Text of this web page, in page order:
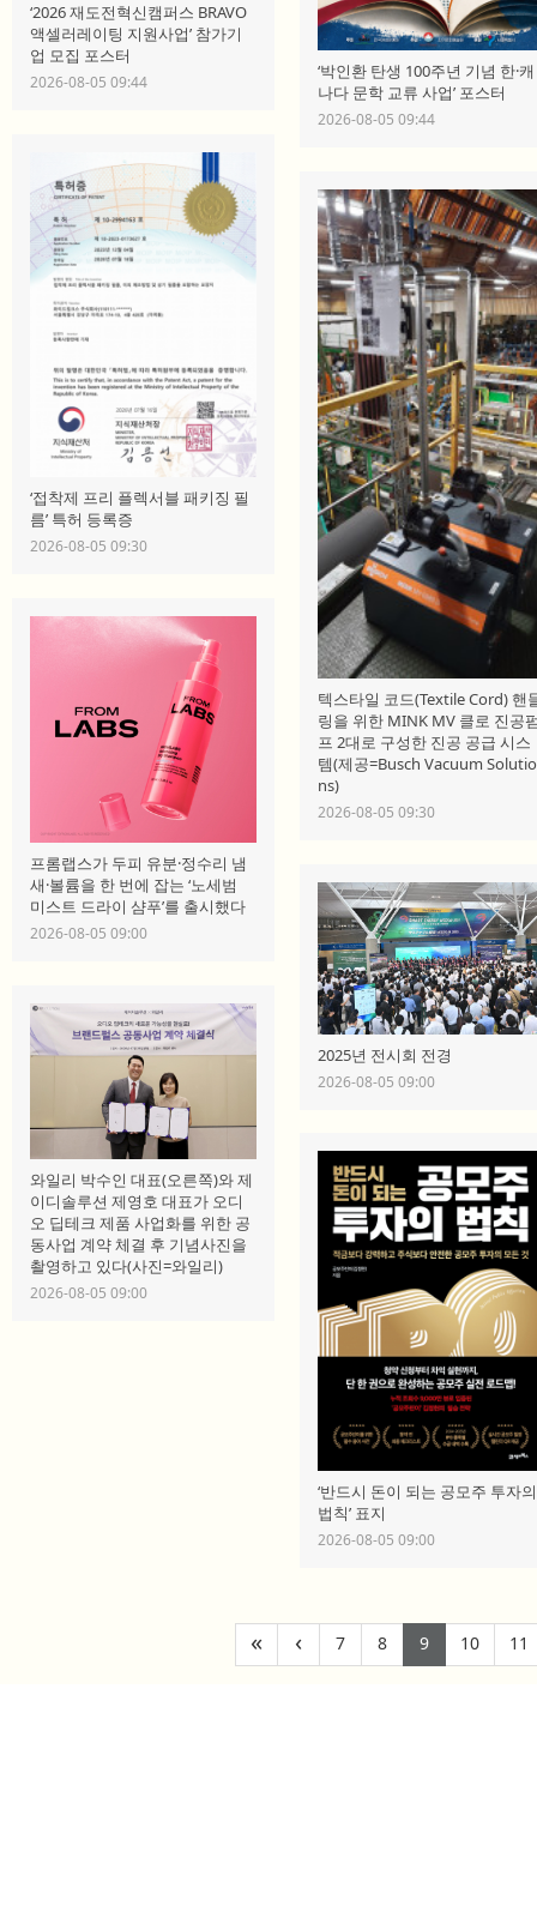
‘2026 재도전혁신캠퍼스 BRAVO
액셀러레이팅 지원사업’ 참가기
업 모집 포스터
2026-08-05 09:44
‘박인환 탄생 100주년 기념 한·캐
나다 문학 교류 사업’ 포스터
2026-08-05 09:44
‘접착제 프리 플렉서블 패키징 필
름’ 특허 등록증
2026-08-05 09:30
텍스타일 코드(Textile Cord) 핸
링을 위한 MINK MV 클로 진공
프 2대로 구성한 진공 공급 시스
템(제공=Busch Vacuum Solutio
ns)
2026-08-05 09:30
프롬랩스가 두피 유분·정수리 냄
새·볼륨을 한 번에 잡는 ‘노세범
미스트 드라이 샴푸’를 출시했다
2026-08-05 09:00
2025년 전시회 전경
2026-08-05 09:00
와일리 박수인 대표(오른쪽)와 제
이디솔루션 제영호 대표가 오디
오 딥테크 제품 사업화를 위한 공
동사업 계약 체결 후 기념사진을
촬영하고 있다(사진=와일리)
2026-08-05 09:00
‘반드시 돈이 되는 공모주 투자의
법칙’ 표지
2026-08-05 09:00
« ‹ 7(current)
8(current)
9(current)
10 11